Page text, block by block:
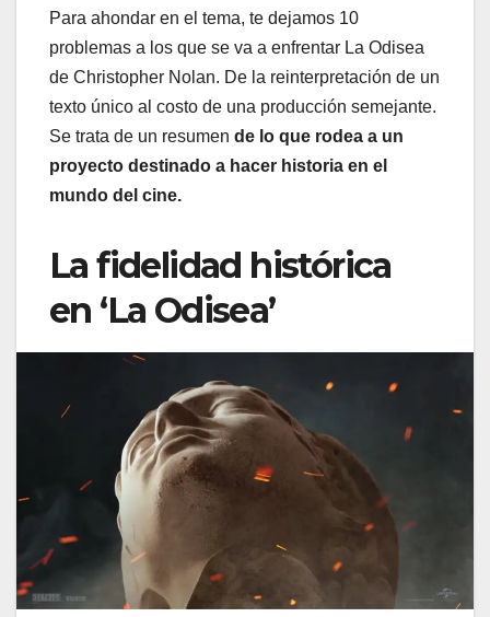
Para ahondar en el tema, te dejamos 10
problemas a los que se va a enfrentar La Odisea
de Christopher Nolan. De la reinterpretación de un
texto único al costo de una producción semejante.
Se trata de un resumen de lo que rodea a un
proyecto destinado a hacer historia en el
mundo del cine.
La fidelidad histórica
en ‘La Odisea’